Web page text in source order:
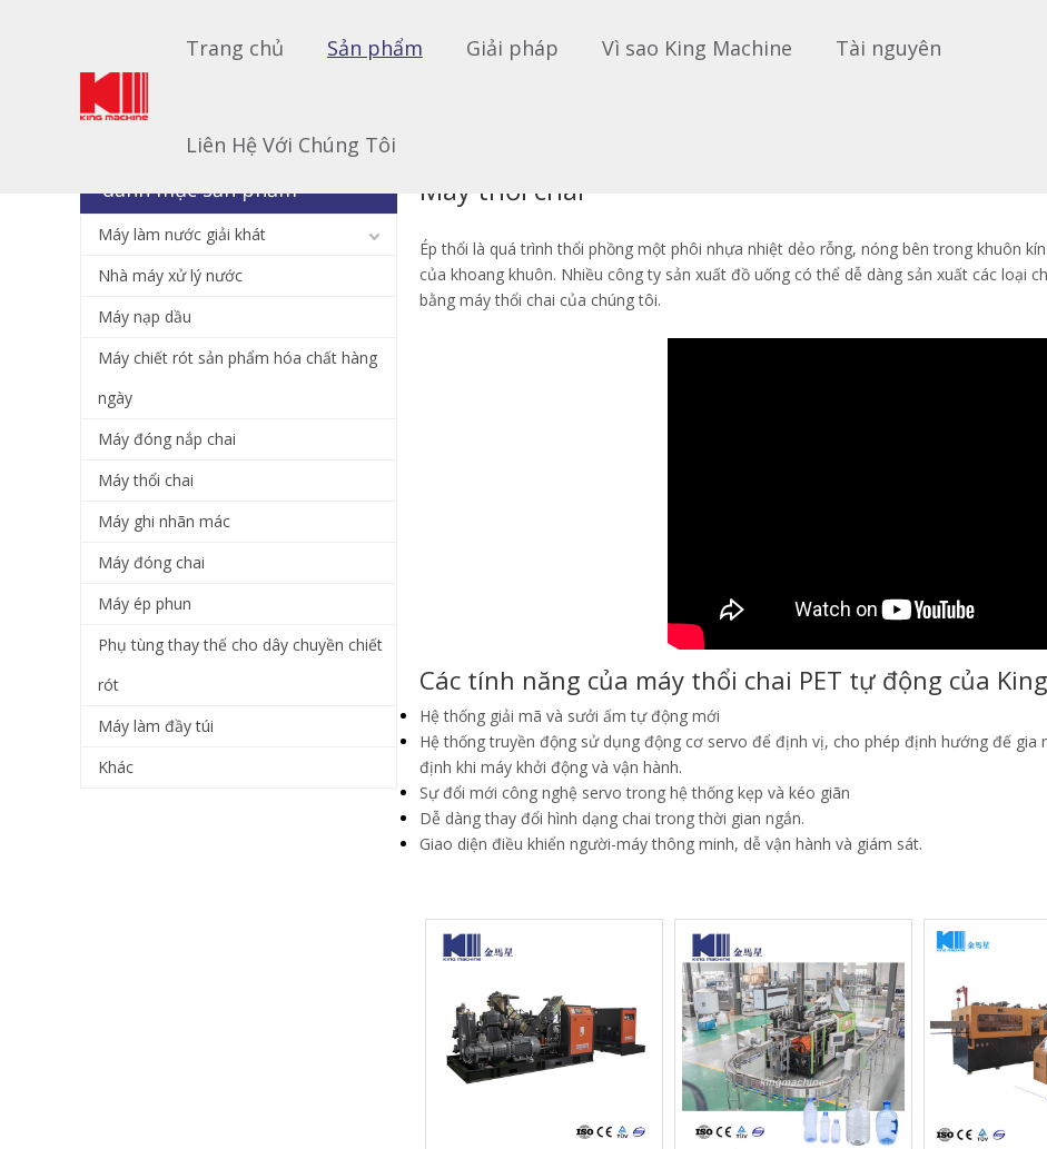
Trang chủ Sản phẩm Giải pháp Vì sao King Machine Tài nguyên
Liên Hệ Với Chúng Tôi
Bạn đang ở đây:
danh mục sản phẩm
Máy làm nước giải khát
Nhà máy xử lý nước
Máy nạp dầu
Máy chiết rót sản phẩm hóa chất hàng
ngày
Máy đóng nắp chai
Máy thổi chai
Máy ghi nhãn mác
Máy đóng chai
Máy ép phun
Phụ tùng thay thế cho dây chuyền chiết
rót
Máy làm đầy túi
Khác
Máy thổi chai
Ép thổi là quá trình thổi phồng một phôi nhựa nhiệt dẻo rỗng, nóng bên trong khuôn
của khoang khuôn. Nhiều công ty sản xuất đồ uống có thể dễ dàng sản xuất các loại
bằng máy thổi chai của chúng tôi.
Các tính năng của máy thổi chai PET tự động của
Hệ thống giải mã và sưởi ấm tự động mới
Hệ thống truyền động sử dụng động cơ servo để định vị, cho phép định hướng đế gia
định khi máy khởi động và vận hành.
Sự đổi mới công nghệ servo trong hệ thống kẹp và kéo giãn
Dễ dàng thay đổi hình dạng chai trong thời gian ngắn.
Giao diện điều khiển người-máy thông minh, dễ vận hành và giám sát.